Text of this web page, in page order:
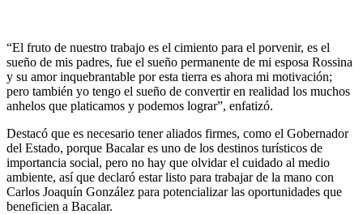
“El fruto de nuestro trabajo es el cimiento para el porvenir, es el
sueño de mis padres, fue el sueño permanente de mi esposa Rossina
y su amor inquebrantable por esta tierra es ahora mi motivación;
pero también yo tengo el sueño de convertir en realidad los muchos
anhelos que platicamos y podemos lograr”, enfatizó.
Destacó que es necesario tener aliados firmes, como el Gobernador
del Estado, porque Bacalar es uno de los destinos turísticos de
importancia social, pero no hay que olvidar el cuidado al medio
ambiente, así que declaró estar listo para trabajar de la mano con
Carlos Joaquín González para potencializar las oportunidades que
beneficien a Bacalar.